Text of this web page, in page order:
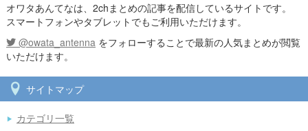
オワタあんてなは、2chまとめの記事を配信しているサイトです。
スマートフォンやタブレットでもご利用いただけます。
@owata_antenna をフォローすることで最新の人気まとめが閲覧
いただけます。
サイトマップ
カテゴリ一覧